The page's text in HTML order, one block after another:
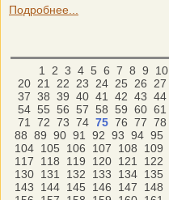
Подробнее...
1 2 3 4 5 6 7 8 9 10
20 21 22 23 24 25 26 27
37 38 39 40 41 42 43 44
54 55 56 57 58 59 60 61
71
72 73 74 75 76 77 78
88 89 90 91 92 93 94 95
104 105 106 107 108 109
117
118 119 120 121 122
130 131 132 133 134 135
143
144 145 146 147 148